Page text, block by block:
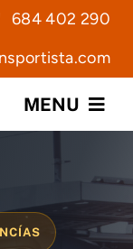
684 402 290
MENU